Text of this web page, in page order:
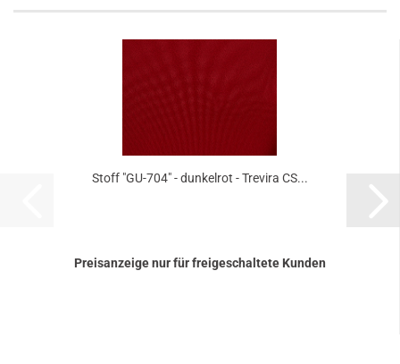
Stoff "GU-​704" - dun­kel­rot - Tre­vi­ra CS...
Preisanzeige nur für freigeschaltete Kunden